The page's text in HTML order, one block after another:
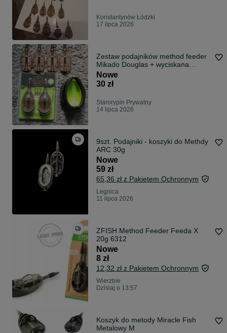
Konstantynów Łódzki
17 lipca 2026
Zestaw podajników method feeder
Mikado Douglas + wyciskana
foremka.
Nowe
30 zł
Starorypin Prywatny
14 lipca 2026
9szt. Podajniki - koszyki do Methdy
ARC 30g
Nowe
59 zł
65,36 zł z Pakietem Ochronnym
Legnica
11 lipca 2026
ZFISH Method Feeder Feeda X
20g 6312
Nowe
8 zł
12,32 zł z Pakietem Ochronnym
Wierzbie
Dzisiaj o 13:57
Koszyk do metody Miracle Fish
Metalowy M